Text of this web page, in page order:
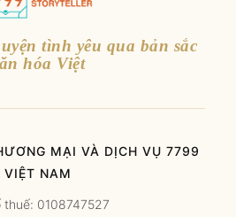
tình yêu qua bản sắc
hóa Việt
MẠI VÀ DỊCH VỤ 7799
VIỆT NAM
thuế: 0108747527